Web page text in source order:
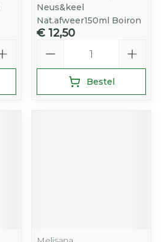
Neus&keel
Nat.afweer150ml Boiron
€ 12,50
Bestel